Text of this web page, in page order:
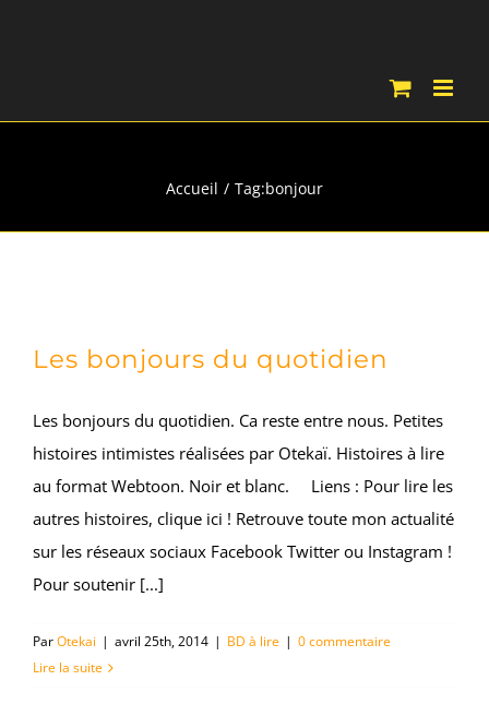
Accueil Tag:bonjour
Les bonjours du quotidien
Les bonjours du quotidien. Ca reste entre nous. Petites
histoires intimistes réalisées par Otekaï. Histoires à lire
au format Webtoon. Noir et blanc. Liens : Pour lire les
autres histoires, clique ici ! Retrouve toute mon actualité
sur les réseaux sociaux Facebook Twitter ou Instagram !
Pour soutenir [...]
ParOtekai | avril 25th, 2014 | BD à lire | 0 commentaire
Lire la suite